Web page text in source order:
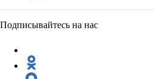
Подписывайтесь на нас